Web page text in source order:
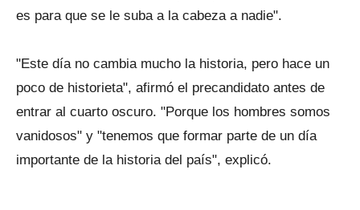
es para que se le suba a la cabeza a nadie".
"Este día no cambia mucho la historia, pero hace un
poco de historieta", afirmó el precandidato antes de
entrar al cuarto oscuro. "Porque los hombres somos
vanidosos" y "tenemos que formar parte de un día
importante de la historia del país", explicó.